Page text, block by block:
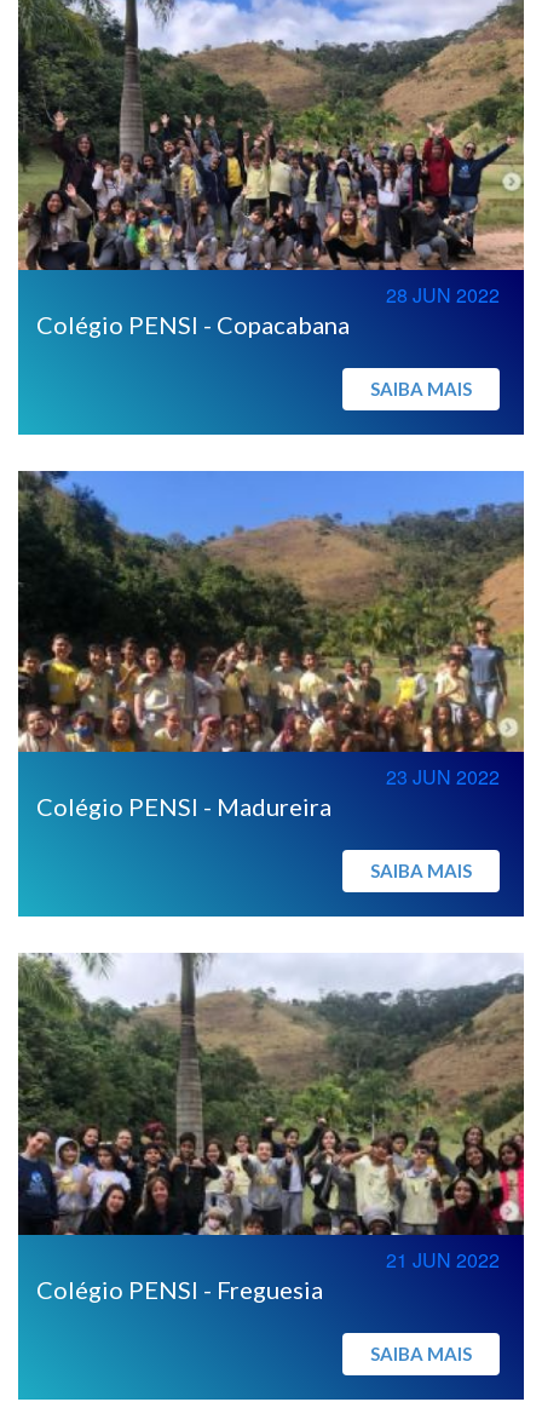
Colégio PENSI - Copacabana
28 JUN 2022
SAIBA MAIS
Colégio PENSI - Madureira
23 JUN 2022
SAIBA MAIS
Colégio PENSI - Freguesia
21 JUN 2022
SAIBA MAIS